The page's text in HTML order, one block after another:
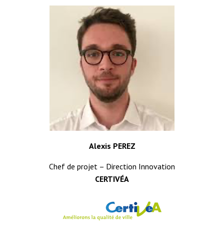
Alexis PEREZ
Chef de projet – Direction Innovation
CERTIVÉA